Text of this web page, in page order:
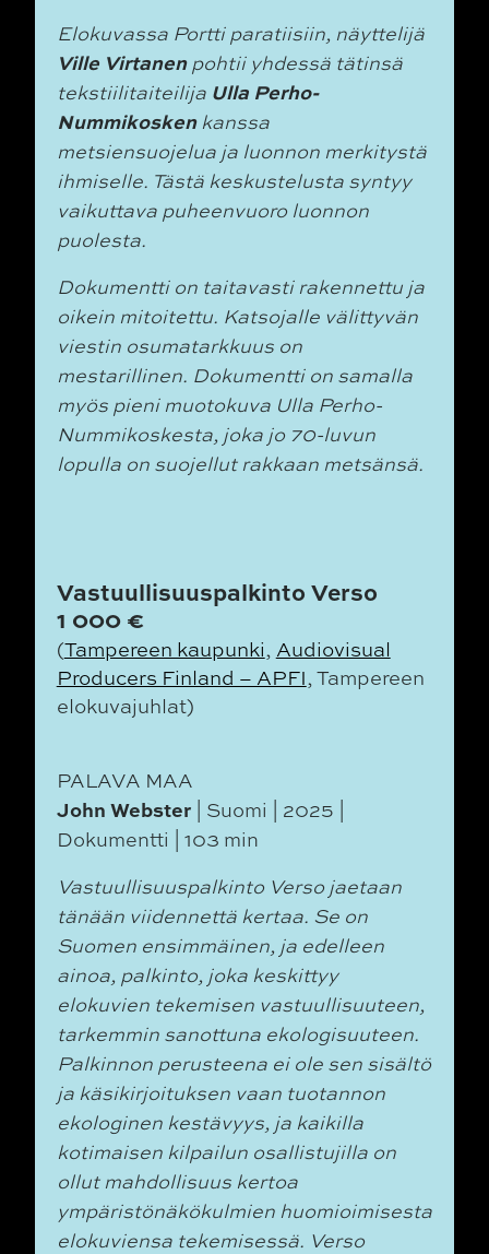
ElokuvassaPortti paratiisiin, näyttelijä
Ville Virtanenpohtii yhdessä tätinsä
tekstiilitaiteilija Ulla Perho-
Nummikoskenkanssa
metsiensuojelua ja luonnon merkitystä
ihmiselle. Tästä keskustelusta syntyy
vaikuttava puheenvuoro luonnon
puolesta.
Dokumentti on taitavasti rakennettu ja
oikein mitoitettu. Katsojalle välittyvän
viestin osumatarkkuus on
mestarillinen. Dokumentti on samalla
myös pieni muotokuva Ulla Perho-
Nummikoskesta, joka jo 70-luvun
lopulla on suojellut rakkaan metsänsä.
Vastuullisuuspalkinto Verso
1 000 €
(Tampereen kaupunki, Audiovisual
Producers Finland – APFI, Tampereen
elokuvajuhlat)
PALAVA MAA
John Webster| Suomi | 2025 |
Dokumentti | 103 min
Vastuullisuuspalkinto Verso jaetaan
tänään viidennettä kertaa. Se on
Suomen ensimmäinen, ja edelleen
ainoa, palkinto, joka keskittyy
elokuvien tekemisen vastuullisuuteen,
tarkemmin sanottuna ekologisuuteen.
Palkinnon perusteena ei ole sen sisältö
ja käsikirjoituksen vaan tuotannon
ekologinen kestävyys, ja kaikilla
kotimaisen kilpailun osallistujilla on
ollut mahdollisuus kertoa
ympäristönäkökulmien huomioimisesta
elokuviensa tekemisessä. Verso